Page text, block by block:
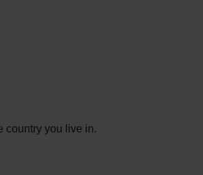
country you live in.